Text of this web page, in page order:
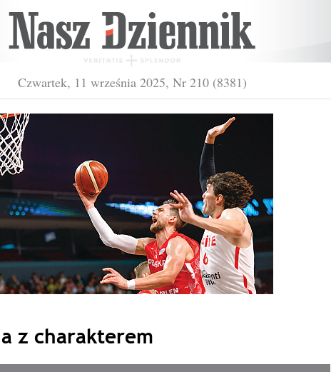
Czwartek, 11 września 2025, Nr 210 (8381)
z charakterem